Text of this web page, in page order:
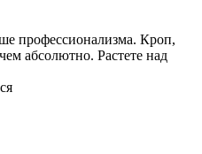
профессионализма. Кроп,
абсолютно. Растете над